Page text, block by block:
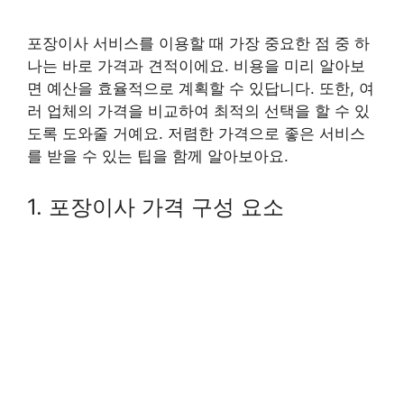
포장이사 서비스를 이용할 때 가장 중요한 점 중 하
나는 바로 가격과 견적이에요. 비용을 미리 알아보
면 예산을 효율적으로 계획할 수 있답니다. 또한, 여
러 업체의 가격을 비교하여 최적의 선택을 할 수 있
도록 도와줄 거예요. 저렴한 가격으로 좋은 서비스
를 받을 수 있는 팁을 함께 알아보아요.
1. 포장이사 가격 구성 요소